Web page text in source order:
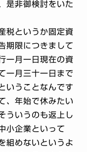
是非御検討をいた
税というか固定資
期限につきまして
一月一日現在の資
一月三十一日まで
いうことなんです
、年始で休みたい
ういうのも返上し
小企業といって
組めないというよ